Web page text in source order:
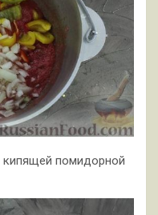
кипящей помидорной